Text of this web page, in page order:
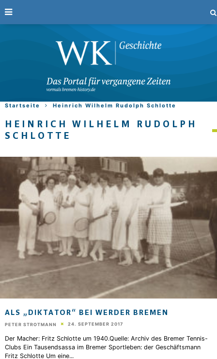
Startseite Heinrich Wilhelm Rudolph Schlotte
HEINRICH WILHELM RUDOLPH
SCHLOTTE
ALS „DIKTATOR“ BEI WERDER BREMEN
PETER STROTMANN 24. SEPTEMBER 2017
Der Macher: Fritz Schlotte um 1940.Quelle: Archiv des Bremer Tennis-
Clubs Ein Tausendsassa im Bremer Sportleben: der Geschäftsmann
Fritz Schlotte Um eine...